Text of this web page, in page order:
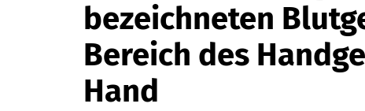
bezeichneten
Bereich des
Hand